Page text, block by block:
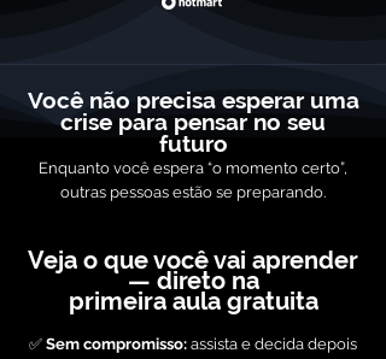
Você não precisa esperar uma
crise para pensar no seu
futuro
Enquanto você espera “o momento certo”,
outras pessoas estão se preparando.
Veja o que você vai aprender
— direto na
primeira aula gratuita
✅ Sem compromisso: assista e decida depois